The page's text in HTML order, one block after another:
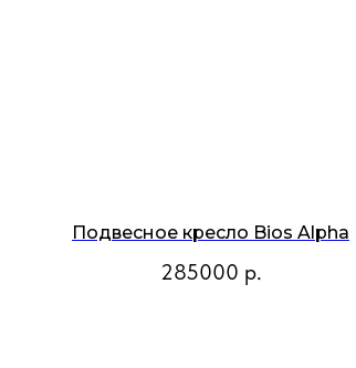
Подвесное кресло Bios Alpha
285000 р.